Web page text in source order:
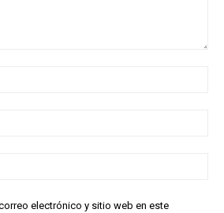
electrónico y sitio web en este